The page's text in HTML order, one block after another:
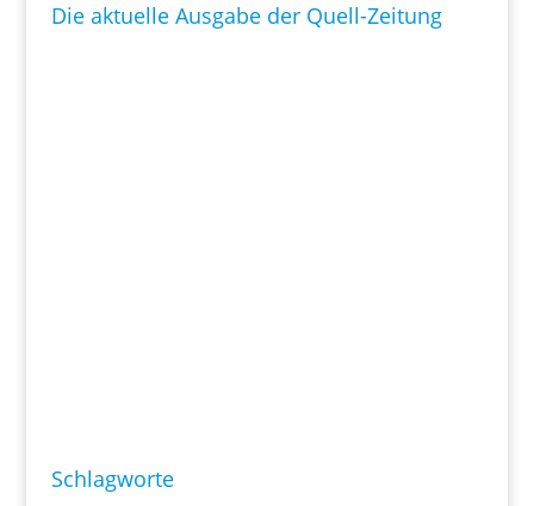
Die aktuelle Ausgabe der Quell-Zeitung
Schlagworte